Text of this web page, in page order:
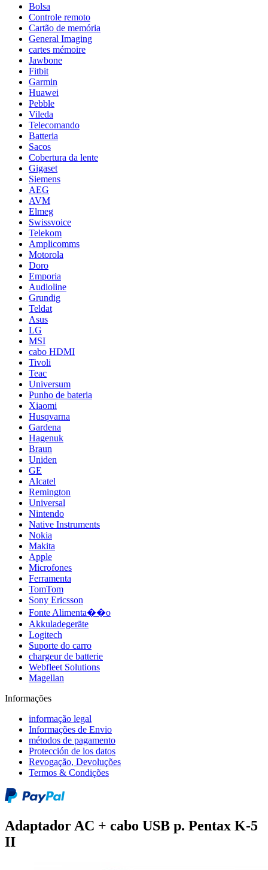
Bolsa
Controle remoto
Cartão de memória
General Imaging
cartes mémoire
Jawbone
Fitbit
Garmin
Huawei
Pebble
Vileda
Telecomando
Batteria
Sacos
Cobertura da lente
Gigaset
Siemens
AEG
AVM
Elmeg
Swissvoice
Telekom
Amplicomms
Motorola
Doro
Emporia
Audioline
Grundig
Teldat
Asus
LG
MSI
cabo HDMI
Tivoli
Teac
Universum
Punho de bateria
Xiaomi
Husqvarna
Gardena
Hagenuk
Braun
Uniden
GE
Alcatel
Remington
Universal
Nintendo
Native Instruments
Nokia
Makita
Apple
Microfones
Ferramenta
TomTom
Sony Ericsson
Fonte Alimenta��o
Akkuladegeräte
Logitech
Suporte do carro
chargeur de batterie
Webfleet Solutions
Magellan
Informações
informação legal
Informações de Envio
métodos de pagamento
Protección de los datos
Revogação, Devoluções
Termos & Condições
Adaptador AC + cabo USB p. Pentax K-5
II